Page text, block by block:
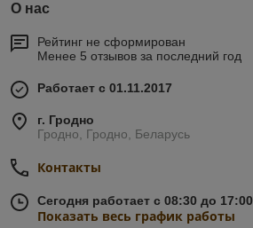
О нас
Рейтинг не сформирован
Менее 5 отзывов за последний год
Работает с 01.11.2017
г. Гродно
Гродно, Гродно, Беларусь
Контакты
Сегодня работает с 08:30 до 17:00
Показать весь график работы